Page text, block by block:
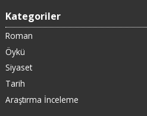
Kategoriler
Roman
Öykü
Siyaset
Tarih
Araştırma İnceleme